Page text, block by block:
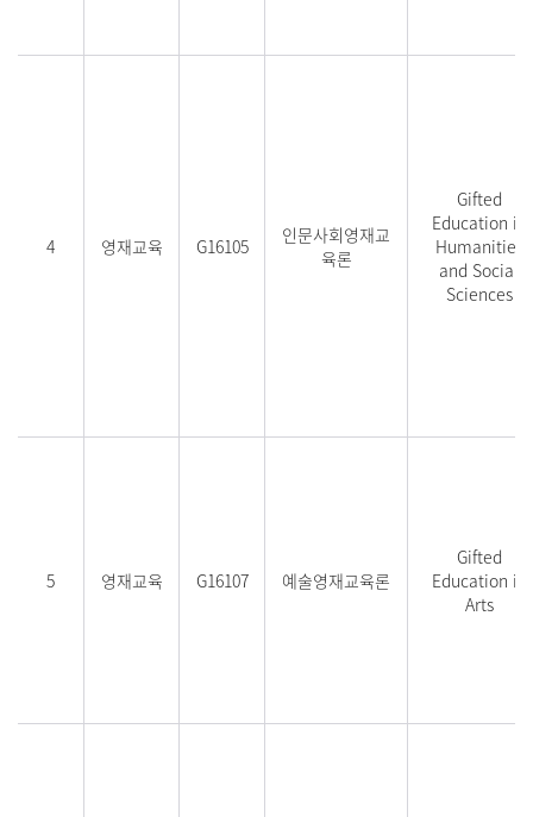
4 영재교육 G16105
인문사회영재교
육론
Gifted
Education in
Humanities
and Social
Sciences
5 영재교육 G16107 예술영재교육론
Gifted
Education in
Arts